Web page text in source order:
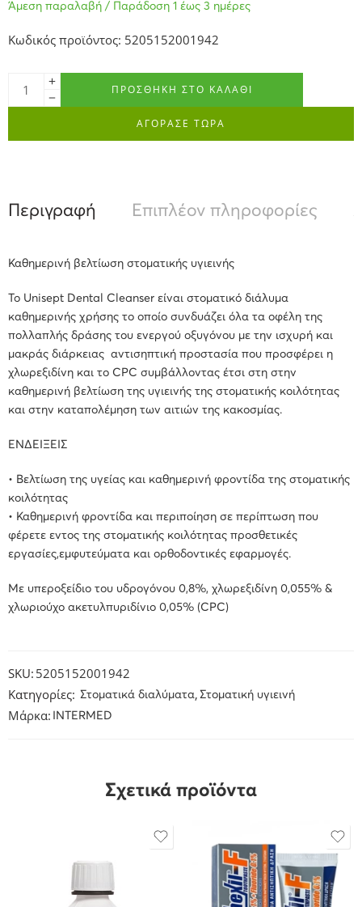
Άμεση παραλαβή / Παράδοση 1 έως 3 ημέρες
Κωδικός προϊόντος: 5205152001942
ΠΡΟΣΘΉΚΗ ΣΤΟ ΚΑΛΆΘΙ
ΑΓΟΡΑΣΕ ΤΩΡΑ
Περιγραφή Επιπλέον πληροφορίες
Καθημερινή βελτίωση στοματικής υγιεινής
Το Unisept Dental Cleanser είναι στοματικό διάλυμα
καθημερινής χρήσης το οποίο συνδυάζει όλα τα οφέλη της
πολλαπλής δράσης του ενεργού οξυγόνου με την ισχυρή και
μακράς διάρκειας αντισηπτική προστασία που προσφέρει η
χλωρεξιδίνη και το CPC συμβάλλοντας έτσι στη στην
καθημερινή βελτίωση της υγιεινής της στοματικής κοιλότητας
και στην καταπολέμηση των αιτιών της κακοσμίας.
ΕΝΔΕΙΞΕΙΣ
• Βελτίωση της υγείας και καθημερινή φροντίδα της στοματικής
κοιλότητας
• Καθημερινή φροντίδα και περιποίηση σε περίπτωση που
φέρετε εντος της στοματικής κοιλότητας προσθετικές
εργασίες,εμφυτεύματα και ορθοδοντικές εφαρμογές.
Με υπεροξείδιο του υδρογόνου 0,8%, χλωρεξιδίνη 0,055% &
χλωριούχο ακετυλπυριδίνιο 0,05% (CPC)
SKU: 5205152001942
Κατηγορίες: Στοματικά διαλύματα, Στοματική υγιεινή
Μάρκα: INTERMED
Σχετικά προϊόντα